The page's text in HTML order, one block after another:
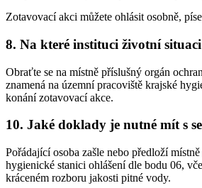
Zotavovací akci můžete ohlásit osobně,
8. Na které instituci životní
Obraťte se na místně příslušný orgán
znamená na územní pracoviště krajské
konání zotavovací akce.
10. Jaké doklady je nutné mít s
Pořádající osoba zašle nebo předloží
hygienické stanici ohlášení dle bodu 06,
kráceném rozboru jakosti pitné vody.